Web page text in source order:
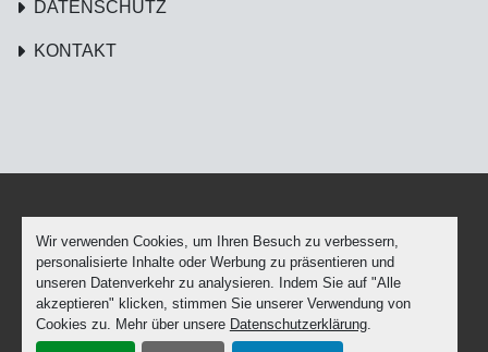
Wir verwenden Cookies, um Ihren Besuch zu verbessern,
personalisierte Inhalte oder Werbung zu präsentieren und
unseren Datenverkehr zu analysieren. Indem Sie auf "Alle
akzeptieren" klicken, stimmen Sie unserer Verwendung von
Cookies zu. Mehr über unsere Datenschutzerklärung.
DATENSCHUTZ
KONTAKT
Cookie-Einstellungen
Machinio System-Website vonMachinio
facebook
youtube